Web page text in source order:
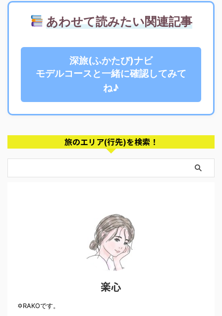
あわせて読みたい関連記事
深旅(ふかたび)ナビ
モデルコースと一緒に確認してみて
ね♪
旅のエリア(行先)を検索！
楽心
✡RAKOです。